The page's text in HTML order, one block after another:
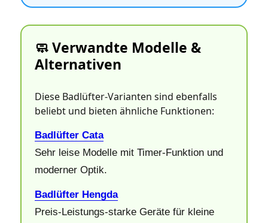
🧼 Verwandte Modelle &
Alternativen
Diese Badlüfter‑Varianten sind ebenfalls
beliebt und bieten ähnliche Funktionen:
Badlüfter Cata
Sehr leise Modelle mit Timer‑Funktion und
moderner Optik.
Badlüfter Hengda
Preis‑Leistungs‑starke Geräte für kleine